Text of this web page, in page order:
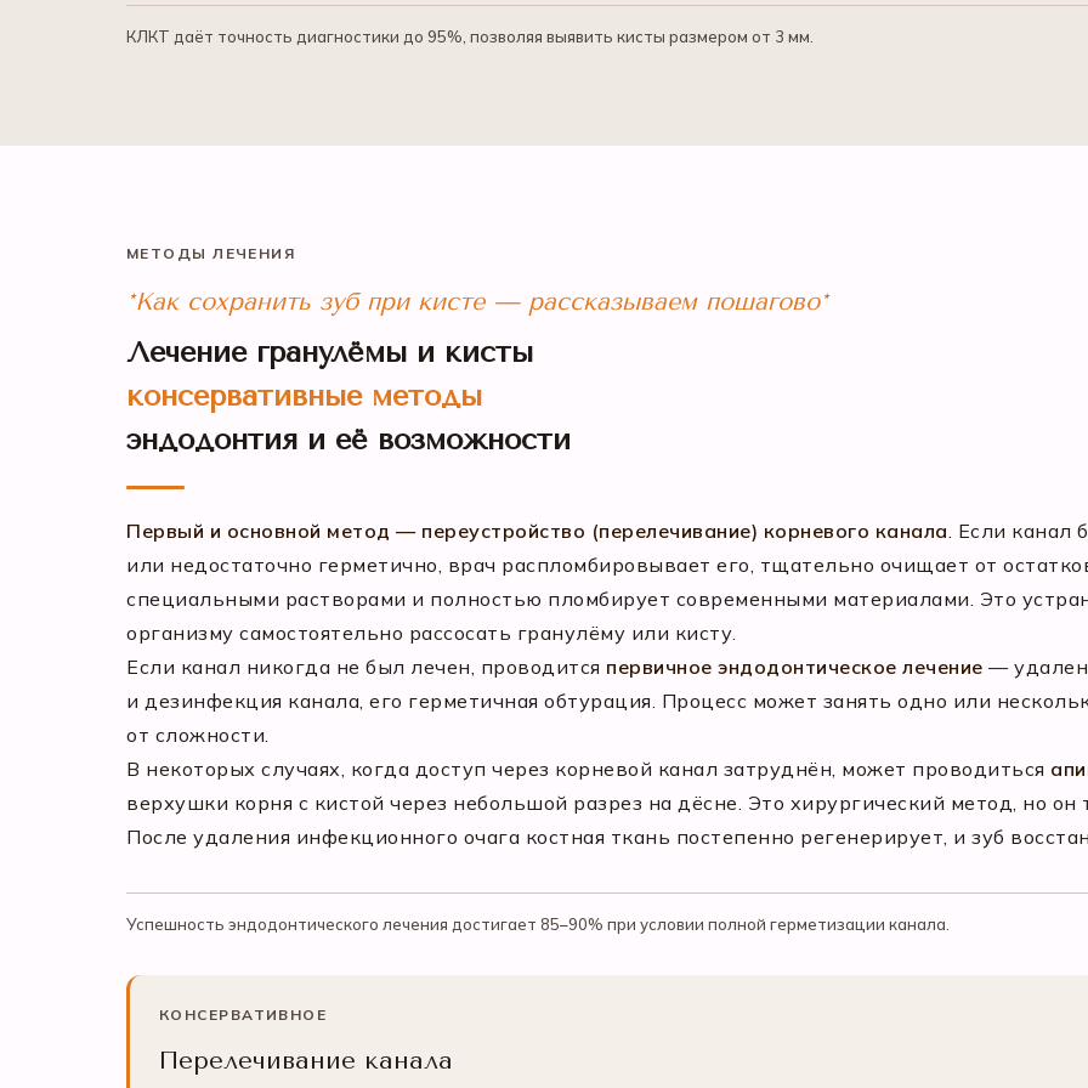
КЛКТ даёт точность диагностики до 95%, позволяя выявить кисты размером от 3 мм.
МЕТОДЫ ЛЕЧЕНИЯ
*Как сохранить зуб при кисте — рассказываем пошагово*
Лечение гранулёмы и кисты
консервативные методы
эндодонтия и её возможности
Первый и основной метод — переустройство (перелечивание) корневого канала. Если канал
или недостаточно герметично, врач распломбировывает его, тщательно очищает от
специальными растворами и полностью пломбирует современными материалами. Это
организму самостоятельно рассосать гранулёму или кисту.
Если канал никогда не был лечен, проводится первичное эндодонтическое лечение —
и дезинфекция канала, его герметичная обтурация. Процесс может занять одно или
от сложности.
В некоторых случаях, когда доступ через корневой канал затруднён, может проводиться
верхушки корня с кистой через небольшой разрез на дёсне. Это хирургический метод, но
После удаления инфекционного очага костная ткань постепенно регенерирует, и зуб
Успешность эндодонтического лечения достигает 85–90% при условии полной герметизации канала.
КОНСЕРВАТИВНОЕ
Перелечивание канала